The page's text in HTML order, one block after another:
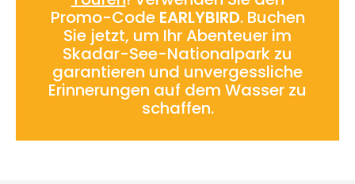
Promo-Code EARLYBIRD. Buchen
Sie jetzt, um Ihr Abenteuer im
Skadar-See-Nationalpark zu
garantieren und unvergessliche
Erinnerungen auf dem Wasser zu
schaffen.